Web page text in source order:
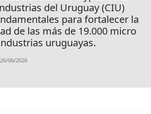
del Uruguay (CIU)
para fortalecer la
de las más de 19.000 micro
uruguayas.
06/2026